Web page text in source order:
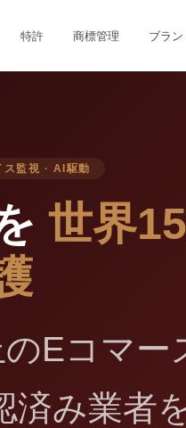
特許 商標管理 ブラ
ス監視 · AI駆動
世界
Eコマ
済み業者